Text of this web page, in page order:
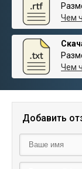
Чем
Чем
Добавить